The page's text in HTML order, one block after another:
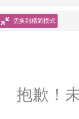
切换到精简模式
抱歉！